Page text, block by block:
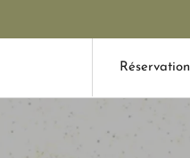
Réservation